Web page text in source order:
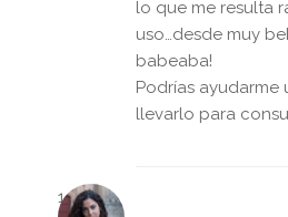
lo que me resulta
uso…desde muy
babeaba!
Podrías ayudarme
llevarlo para